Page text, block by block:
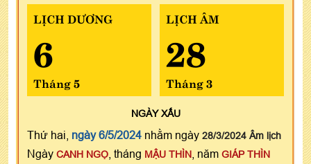
LỊCH DƯƠNG
6
Tháng 5
LỊCH ÂM
28
Tháng 3
NGÀYXẤU
Thứ hai, ngày 6/5/2024 nhằm ngày 28/3/2024 Âm lịch
Ngày CANH NGỌ , tháng MẬU THÌN , năm GIÁP THÌN